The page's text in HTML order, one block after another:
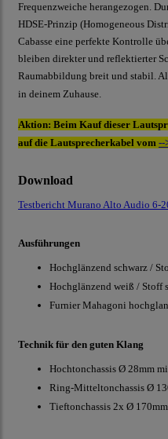
Frequenzweiche herangezogen.
HDSE-Prinzip (Homogeneous
Cabasse eine perfekte Kontrolle
bleiben direkter und reflektierter
Raumabbildung breit und stabil.
in deinem Zuhause.
Aktion: Beim Kauf dieser
auf die Lautsprecherkabel vom --
Download
Testbericht Murano Alto Audio 6-
Ausführungen
Hochglänzend schwarz /
Hochglänzend weiß / Stoff
Furnier Mahagoni
Technik für den guten Klang
Hochtonchassis Ø 28mm
Ring-Mitteltonchassis Ø
Tieftonchassis 2x Ø